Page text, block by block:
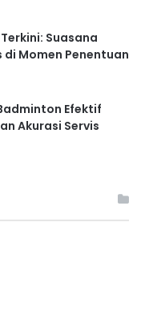
Suasana
Momen Penentuan
Efektif
Akurasi Servis